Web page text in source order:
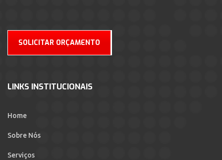
SOLICITAR ORÇAMENTO
LINKS INSTITUCIONAIS
Home
Sobre Nós
Serviços